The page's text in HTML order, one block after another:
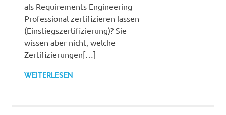
als Requirements Engineering
Professional zertifizieren lassen
(Einstiegszertifizierung)? Sie
wissen aber nicht, welche
Zertifizierungen[…]
WEITERLESEN